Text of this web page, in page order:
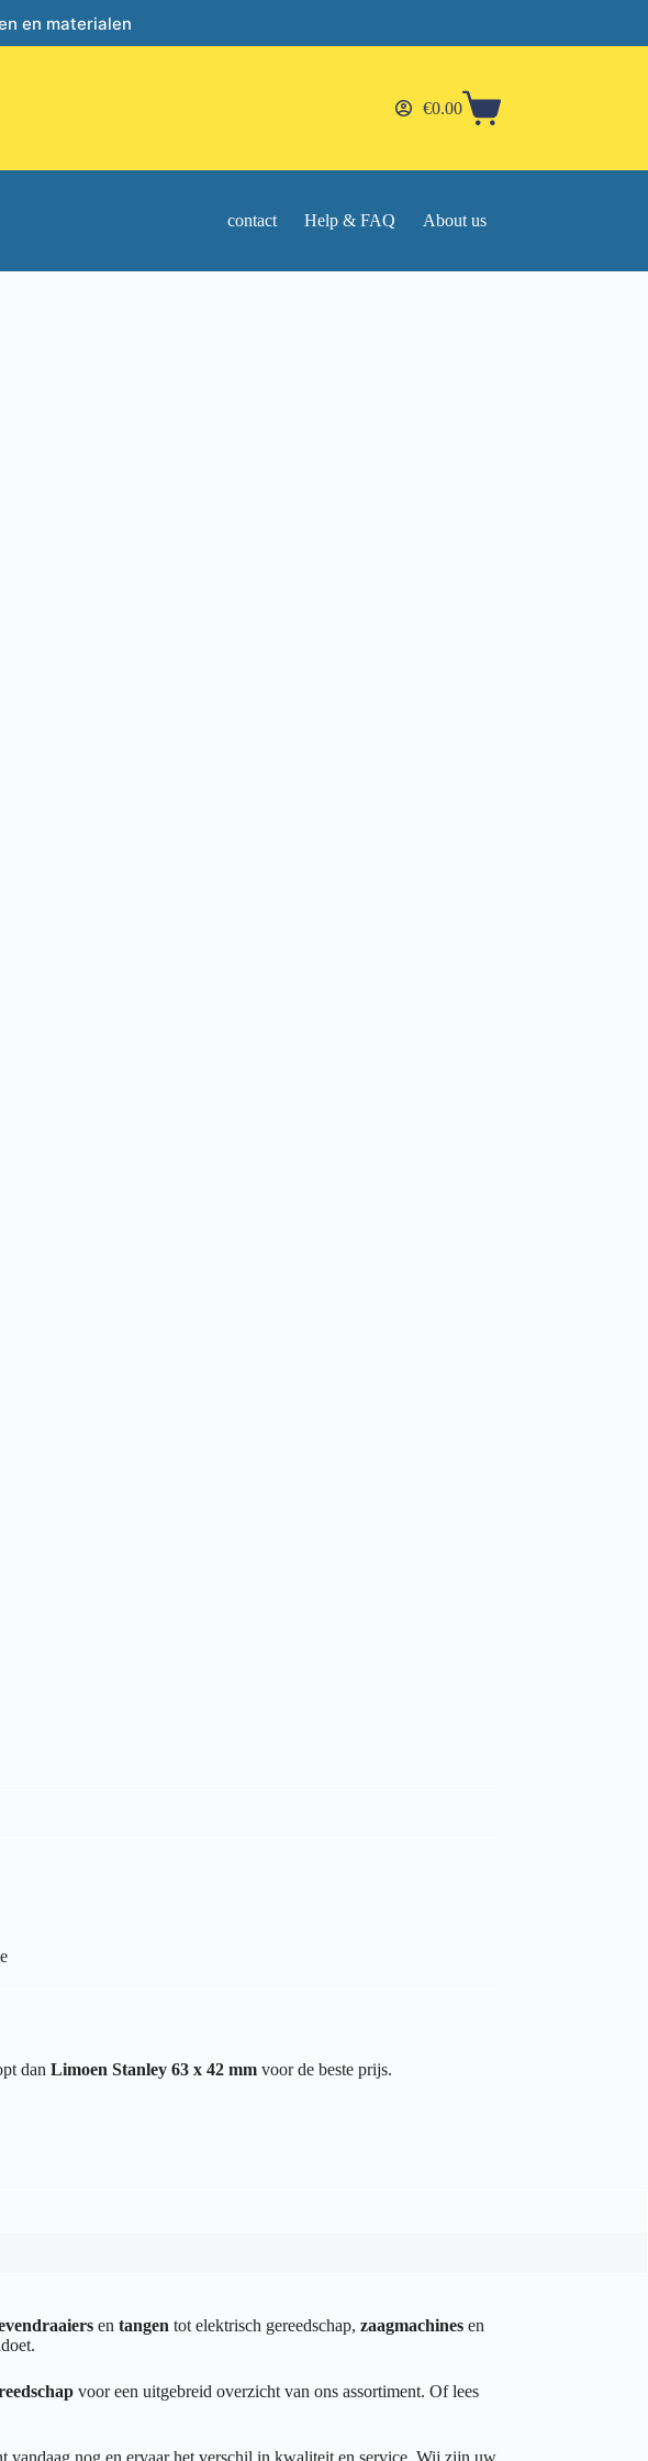
en materialen
Shopping
€0.00
contact Help & FAQ About us
dan Limoen Stanley 63 x 42 mm voor de beste prijs.
en tangen tot elektrisch gereedschap, zaagmachines en
voor een uitgebreid overzicht van ons assortiment. Of lees